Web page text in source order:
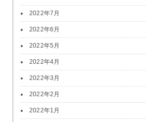
2022年7月
2022年6月
2022年5月
2022年4月
2022年3月
2022年2月
2022年1月